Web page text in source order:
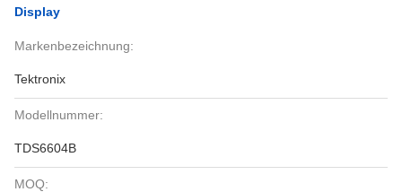
Display
Markenbezeichnung:
Tektronix
Modellnummer:
TDS6604B
MOQ: